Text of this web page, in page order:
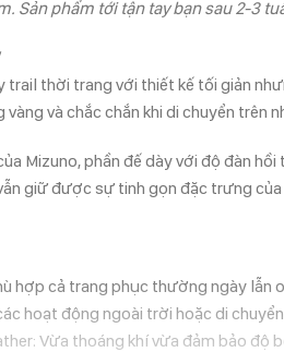
Sản phẩm tới tận tay bạn sau 2-3
trail thời trang với thiết kế tối giản
và chắc chắn khi di chuyển trên
Mizuno, phần đế dày với độ đàn
giữ được sự tinh gọn đặc trưng của
hợp cả trang phục thường ngày lẫn
hoạt động ngoài trời hoặc di
Vừa thoáng khí vừa đảm bảo độ